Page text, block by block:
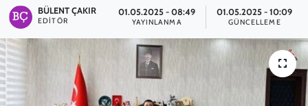
BÜLENT ÇAKIR
EDITÖR
01.05.2025 - 08:49
YAYINLANMA
01.05.2025 - 10:09
GÜNCELLEME